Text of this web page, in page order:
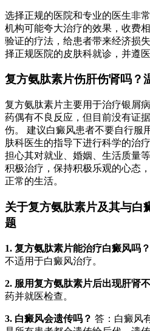
选择正规的医院和专业的医生非
机构可能夸大治疗的效果，收费
验证的疗法，给患者带来经济损
择正规医院的皮肤科就诊，并遵医
复方氨肽素片伤肝伤肾吗？
复方氨肽素片主要用于治疗银屑
药偶有不良反应，但目前没有证
伤。 建议白癜风患者不要自行服
肤科医生的指导下进行科学的治
担心其对就业、婚姻、生活质量
积极治疗，保持积极乐观的心态
正常的生活。
关于复方氨肽素片及其与白
题
1. 复方氨肽素片能治疗白癜风吗？
不适用于白癜风治疗。
2. 服用复方氨肽素片后出现肝肾
药并就医检查。
3. 白癜风会遗传吗？ 答：白癜风